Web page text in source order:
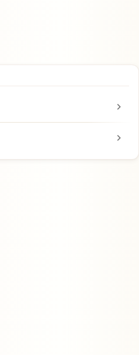
chevron_right
chevron_right